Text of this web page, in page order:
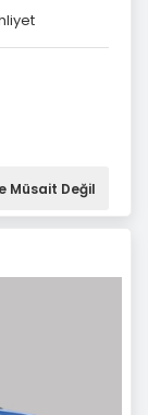
Müsait Değil